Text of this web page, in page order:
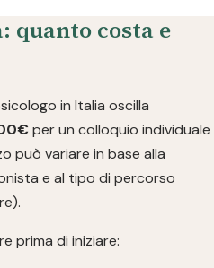
quanto costa e
in Italia oscilla
per un colloquio individuale
può variare in base alla
e al tipo di percorso
prima di iniziare: